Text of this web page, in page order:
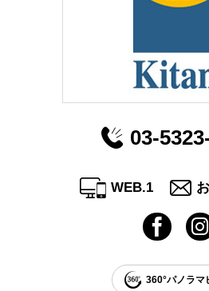
03-
WEB.1
360°パノラマ